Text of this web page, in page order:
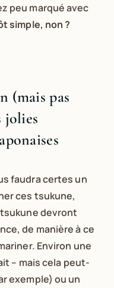
peu marqué avec
simple, non ?
(mais pas
jolies
faudra certes un
ces tsukune,
devront
de manière à ce
Environ une
– mais cela peut-
exemple) ou un